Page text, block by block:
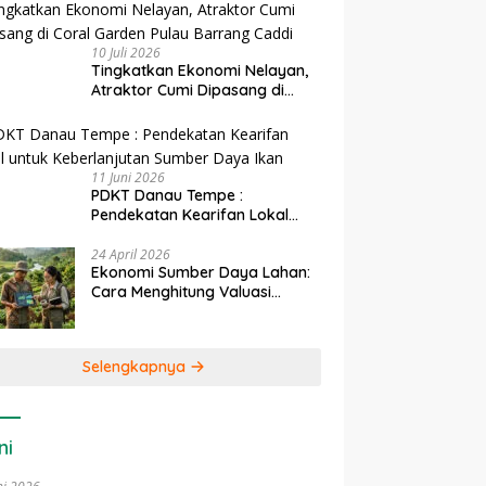
10 Juli 2026
Tingkatkan Ekonomi Nelayan,
Atraktor Cumi Dipasang di
Caddi
11 Juni 2026
PDKT Danau Tempe :
Pendekatan Kearifan Lokal
Daya Ikan
24 April 2026
Ekonomi Sumber Daya Lahan:
Cara Menghitung Valuasi
Selengkapnya